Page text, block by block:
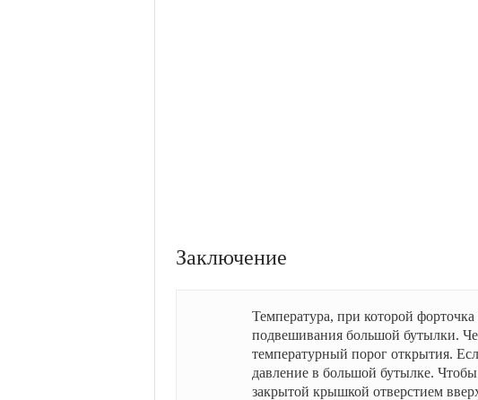
Заключение
Температура, при которой форточка
подвешивания большой бутылки.
температурный порог открытия.
давление в большой бутылке. Чтобы
закрытой крышкой отверстием